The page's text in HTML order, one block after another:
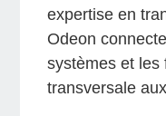
expertise en
Odeon
systèmes et les
transversale